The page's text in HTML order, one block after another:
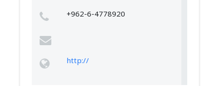
+962-6-4778920
http://